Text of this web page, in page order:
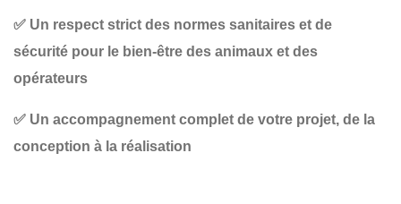
✅ Un respect strict des normes sanitaires et de
sécurité pour le bien-être des animaux et des
opérateurs
✅ Un accompagnement complet de votre projet, de la
conception à la réalisation